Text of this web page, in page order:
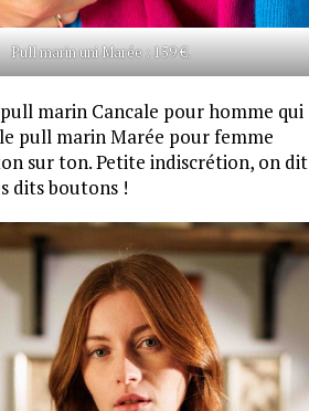
Pull marin uni Marée : 159 €.
marin Cancale pour homme qui
pull marin Marée pour femme
sur ton. Petite indiscrétion, on dit
dits boutons !